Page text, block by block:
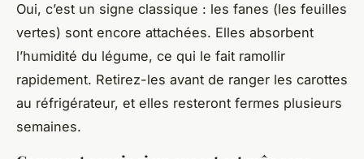
Oui, c’est un signe classique : les fanes (les feuilles
vertes) sont encore attachées. Elles absorbent
l’humidité du légume, ce qui le fait ramollir
rapidement. Retirez-les avant de ranger les carottes
au réfrigérateur, et elles resteront fermes plusieurs
semaines.